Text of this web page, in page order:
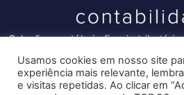
Soluções contábeis-fiscais-
Serviços
Usamos cookies em nosso site
experiência mais relevante,
e visitas repetidas. Ao clicar em
Recomendado só para você
O eSocial